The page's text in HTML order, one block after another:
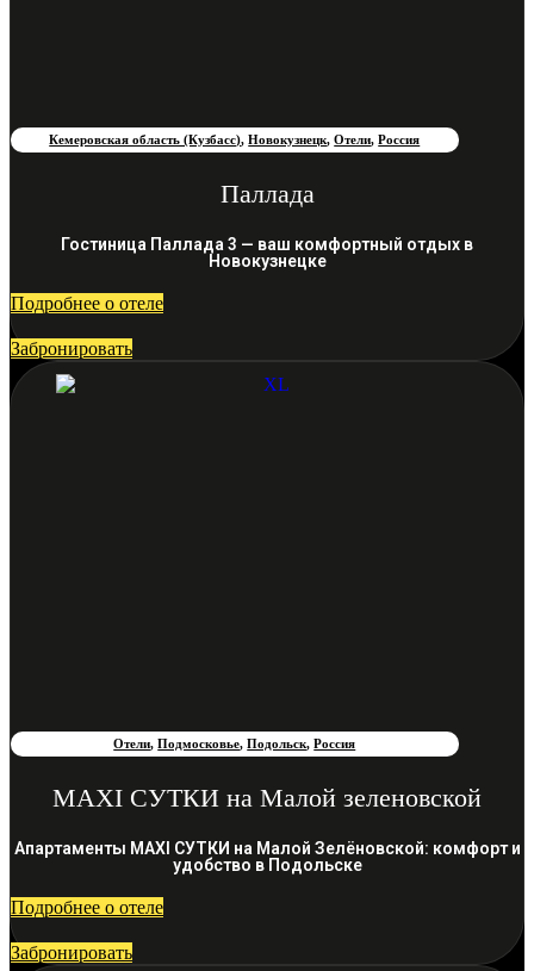
Кемеровская область (Кузбасс),Новокузнецк,Отели,Россия
Паллада
Гостиница Паллада 3 — ваш комфортный отдых в
Новокузнецке
Подробнее о отеле
Забронировать
Отели,Подмосковье,Подольск,Россия
MAXI СУТКИ на Малой зеленовской
Апартаменты MAXI СУТКИ на Малой Зелёновской: комфорт и
удобство в Подольске
Подробнее о отеле
Забронировать